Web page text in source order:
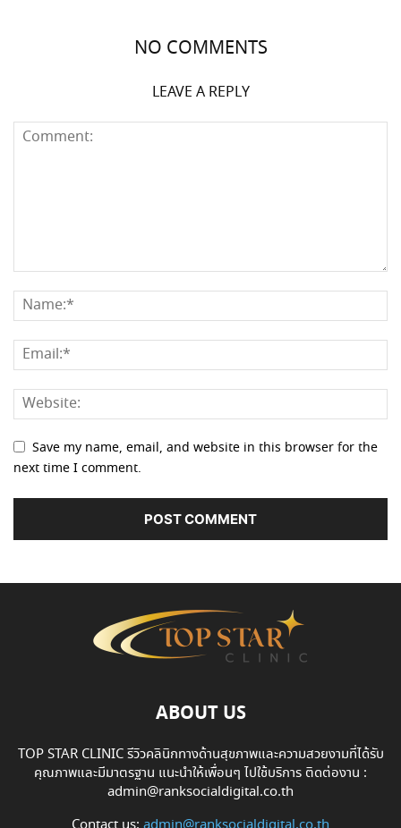
NO COMMENTS
LEAVE A REPLY
Save my name, email, and website in this browser for the
next time I comment.
ABOUT US
TOP STAR CLINIC รีวิวคลินิกทางด้านสุขภาพและความสวยงามที่ได้รับ
คุณภาพและมีมาตรฐาน แนะนำให้เพื่อนๆ ไปใช้บริการ ติดต่องาน :
admin@ranksocialdigital.co.th